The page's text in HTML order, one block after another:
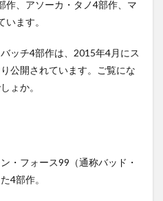
作、アソーカ・タノ4部作、マ
ます。
ッチ4部作は、2015年4月にス
公開されています。ご覧にな
ょか。
・フォース99（通称バッド・
4部作。